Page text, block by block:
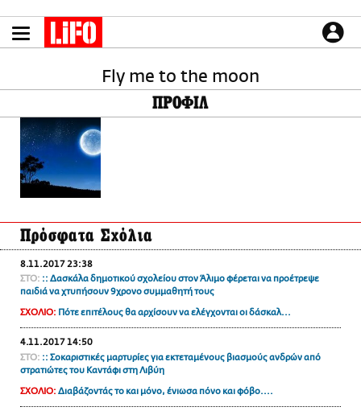
το
περιεχόμενο
LIFO SHOP
NEWSLETTER
ΜΙΚΡΟΠΡΑΓΜΑΤΑ
THE GOOD LIFO
LIFOLAND
CITY GUIDE
ΑΜΠΑ
PRINT
CULTURE
ΤΡΟΠΟΣ ΖΩΗΣ
PODCASTS
Plus
Fly me to the moon
ΠΡΟΦΙΛ
Πρόσφατα Σχόλια
8.11.2017 23:38
ΣΤΟ: :: Δασκάλα δημοτικού σχολείου στον Άλιμο φέρεται να προέτρεψε
παιδιά να χτυπήσουν 9χρονο συμμαθητή τους
ΣΧΟΛΙΟ: Πότε επιτέλους θα αρχίσουν να ελέγχονται οι δάσκαλ...
4.11.2017 14:50
ΣΤΟ: :: Σοκαριστικές μαρτυρίες για εκτεταμένους βιασμούς ανδρών από
στρατιώτες του Καντάφι στη Λιβύη
ΣΧΟΛΙΟ: Διαβάζοντάς το και μόνο, ένιωσα πόνο και φόβο....